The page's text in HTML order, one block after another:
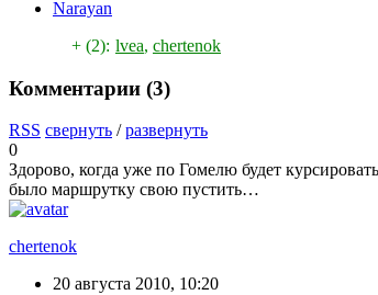
Narayan
+ (2): lvea, chertenok
Комментарии (3)
RSS свернуть /развернуть
0
Здорово, когда уже по Гомелю будет
было маршрутку свою пустить…
chertenok
20 августа 2010, 10:20